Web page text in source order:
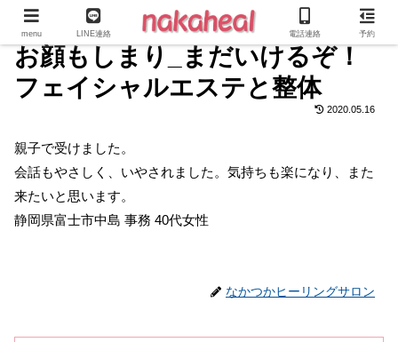
お顔もしまり_まだいけるぞ！
フェイシャルエステと整体
2020.05.16
親子で受けました。
会話もやさしく、いやされました。気持ちも楽になり、また
来たいと思います。
静岡県富士市中島 事務 40代女性
なかつかヒーリングサロン
menu LINE連絡 電話連絡 予約